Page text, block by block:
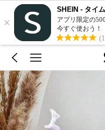
×
SHEIN - タイ
アプリ限定の
今すぐ使おう！